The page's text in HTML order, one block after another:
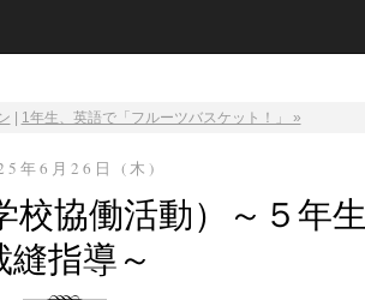
1年生、英語で「フルーツバスケット！」 »
年6月26日 (木)
校協働活動）～５年生
縫指導～